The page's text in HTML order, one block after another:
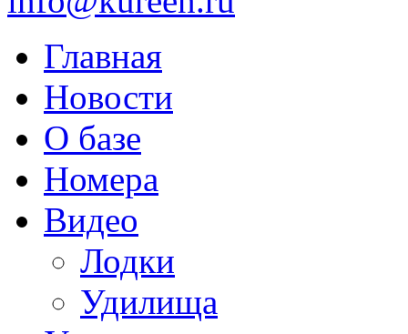
Главная
Новости
О базе
Номера
Видео
Лодки
Удилища